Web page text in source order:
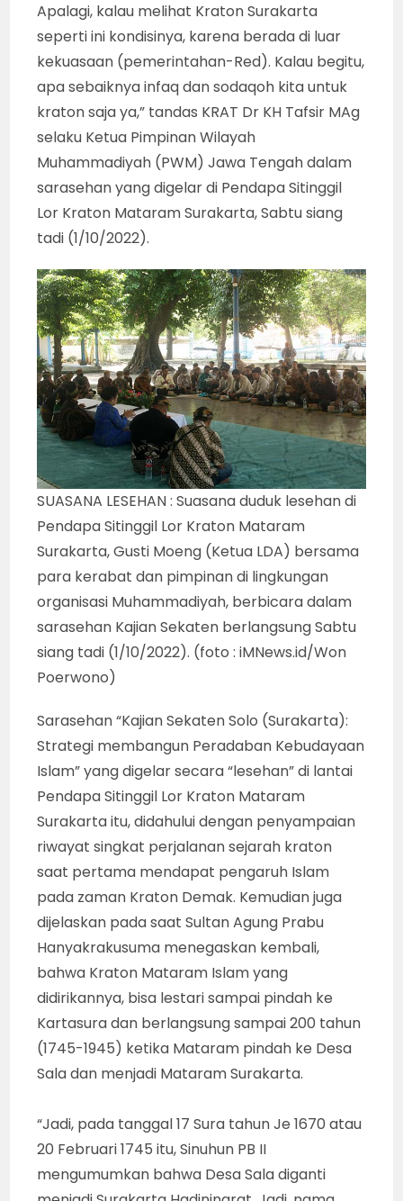
Apalagi, kalau melihat Kraton Surakarta
seperti ini kondisinya, karena berada di luar
kekuasaan (pemerintahan-Red). Kalau begitu,
apa sebaiknya infaq dan sodaqoh kita untuk
kraton saja ya,” tandas KRAT Dr KH Tafsir MAg
selaku Ketua Pimpinan Wilayah
Muhammadiyah (PWM) Jawa Tengah dalam
sarasehan yang digelar di Pendapa Sitinggil
Lor Kraton Mataram Surakarta, Sabtu siang
tadi (1/10/2022).
SUASANA LESEHAN : Suasana duduk lesehan di
Pendapa Sitinggil Lor Kraton Mataram
Surakarta, Gusti Moeng (Ketua LDA) bersama
para kerabat dan pimpinan di lingkungan
organisasi Muhammadiyah, berbicara dalam
sarasehan Kajian Sekaten berlangsung Sabtu
siang tadi (1/10/2022). (foto : iMNews.id/Won
Poerwono)
Sarasehan “Kajian Sekaten Solo (Surakarta):
Strategi membangun Peradaban Kebudayaan
Islam” yang digelar secara “lesehan” di lantai
Pendapa Sitinggil Lor Kraton Mataram
Surakarta itu, didahului dengan penyampaian
riwayat singkat perjalanan sejarah kraton
saat pertama mendapat pengaruh Islam
pada zaman Kraton Demak. Kemudian juga
dijelaskan pada saat Sultan Agung Prabu
Hanyakrakusuma menegaskan kembali,
bahwa Kraton Mataram Islam yang
didirikannya, bisa lestari sampai pindah ke
Kartasura dan berlangsung sampai 200 tahun
(1745-1945) ketika Mataram pindah ke Desa
Sala dan menjadi Mataram Surakarta.
“Jadi, pada tanggal 17 Sura tahun Je 1670 atau
20 Februari 1745 itu, Sinuhun PB II
mengumumkan bahwa Desa Sala diganti